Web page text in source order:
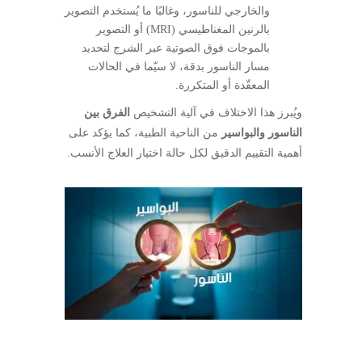
والخارجي للناسور، وغالبًا ما يُستخدم التصوير
بالرنين المغناطيسي (MRI) أو التصوير
بالموجات فوق الصوتية عبر الشرج لتحديد
مسار الناسور بدقة، لا سيّما في الحالات
المعقّدة أو المتكررة.
ويُبرز هذا الاختلاف في آلية التشخيص الفرق بين
الناسور والبواسير من الناحية الطبية، كما يؤكد على
أهمية التقييم الدقيق لكل حالة اختيار العلاج الأنسب.